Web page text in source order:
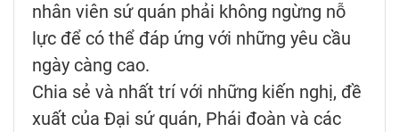
nhân viên sứ quán phải không ngừng nỗ
lực để có thể đáp ứng với những yêu cầu
ngày càng cao.
Chia sẻ và nhất trí với những kiến nghị, đề
xuất của Đại sứ quán, Phái đoàn và các